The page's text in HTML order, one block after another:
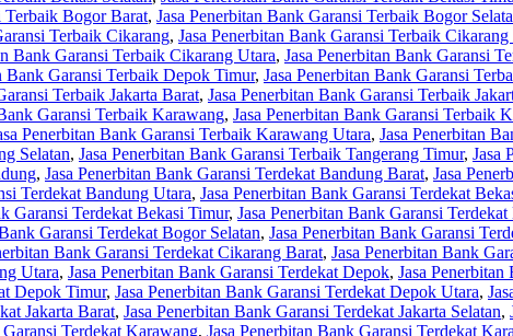
Terbaik Bogor Barat, Jasa Penerbitan Bank Garansi Terbaik Bogor
Terbaik Cikarang, Jasa Penerbitan Bank Garansi Terbaik Cikarang
Bank Garansi Terbaik Cikarang Utara, Jasa Penerbitan Bank Garansi
Bank Garansi Terbaik Depok Timur, Jasa Penerbitan Bank Garansi
Terbaik Jakarta Barat, Jasa Penerbitan Bank Garansi Terbaik
Garansi Terbaik Karawang, Jasa Penerbitan Bank Garansi Terbaik
Penerbitan Bank Garansi Terbaik Karawang Utara, Jasa Penerbitan
Selatan, Jasa Penerbitan Bank Garansi Terbaik Tangerang Timur, Jasa
, Jasa Penerbitan Bank Garansi Terdekat Bandung Barat, Jasa
Terdekat Bandung Utara, Jasa Penerbitan Bank Garansi Terdekat
Garansi Terdekat Bekasi Timur, Jasa Penerbitan Bank Garansi
Garansi Terdekat Bogor Selatan, Jasa Penerbitan Bank Garansi
Bank Garansi Terdekat Cikarang Barat, Jasa Penerbitan Bank
Utara, Jasa Penerbitan Bank Garansi Terdekat Depok, Jasa
Depok Timur, Jasa Penerbitan Bank Garansi Terdekat Depok Utara,
Jakarta Barat, Jasa Penerbitan Bank Garansi Terdekat Jakarta Selatan,
Terdekat Karawang, Jasa Penerbitan Bank Garansi Terdekat